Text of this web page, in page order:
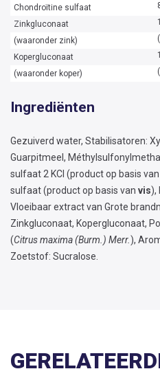
Chondroïtine sulfaat
Zinkgluconaat
(waaronder zink)
Kopergluconaat
(waaronder koper)
Ingrediënten
Gezuiverd water, Stabilisatoren:
Guarpitmeel,
sulfaat 2 KCl (product op basis van
sulfaat (product op basis van vis),
Vloeibaar extract van Grote
Zinkgluconaat, Kopergluconaat,
(Citrus maxima (Burm.) Merr.),
Zoetstof: Sucralose.